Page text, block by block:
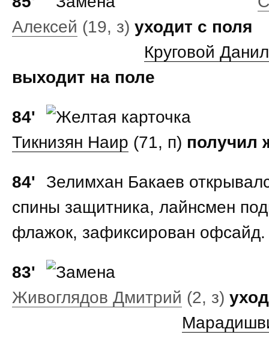
Алексей (19, з) уходит с поля
Круговой Данил
выходит на поле
84'
Тикнизян Наир (71, п) получил
84'
Зелимхан Бакаев
спины защитника, лайнсмен
флажок, зафиксирован офсайд.
83'
Живоглядов Дмитрий (2, з)